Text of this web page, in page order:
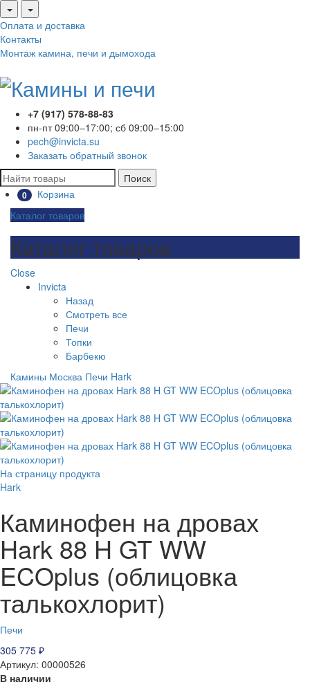
Оплата и доставка
Контакты
Монтаж камина, печи и дымохода
+7 (917) 578-88-83
пн-пт 09:00–17:00; сб 09:00–15:00
pech@invicta.su
Заказать обратный звонок
Поиск
0
Корзина
Каталог товаров
Каталог товаров
Close
Invicta
Назад
Смотреть все
Печи
Топки
Барбекю
Камины Москва Печи Hark
На страницу продукта
Hark
Каминофен на дровах
Hark 88 H GT WW
ECOplus (облицовка
талькохлорит)
Печи
305 775 ₽
Артикул: 00000526
В наличии